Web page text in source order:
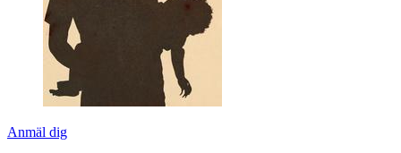
Anmäl dig